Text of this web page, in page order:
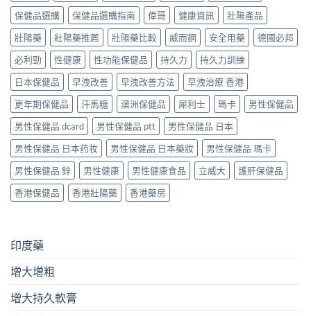
保健品選購
保健品選購指南 偉哥 健康資訊
壯陽產品
壯陽藥
壯陽藥推薦 壯陽藥比較 威而鋼 安全用藥
德國必邦
必利勁
性健康 性功能保健品 持久力
持久力訓練
日本保健品
早洩改善 早洩改善方法
早洩治療 香港
更年期保健品
汗馬糖 澳洲保健品 犀利士 瑪卡
男性保健品
男性保健品 dcard
男性保健品 ptt
男性保健品 日本
男性保健品 日本药妆
男性保健品 日本藥妝
男性保健品 瑪卡
男性保健品 鋅
男性健康 男性健康食品 立威大
護肝保健品
香港保健品
香港壯陽藥 香港藥房
印度藥
增大增粗
增大持久軟膏